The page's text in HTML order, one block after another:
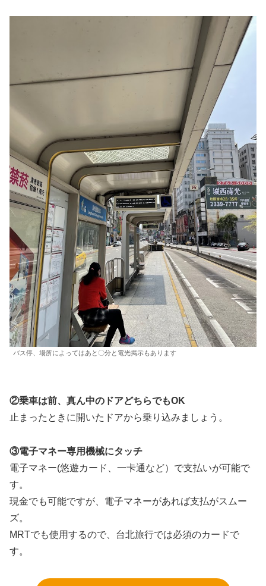
バス停、場所によってはあと〇分と電光掲示もあります
②乗車は前、真ん中のドアどちらでもOK
止まったときに開いたドアから乗り込みましょう。
③電子マネー専用機械にタッチ
電子マネー(悠遊カード、一卡通など）で支払いが可能で
す。
現金でも可能ですが、電子マネーがあれば支払がスムー
ズ。
MRTでも使用するので、台北旅行では必須のカードで
す。